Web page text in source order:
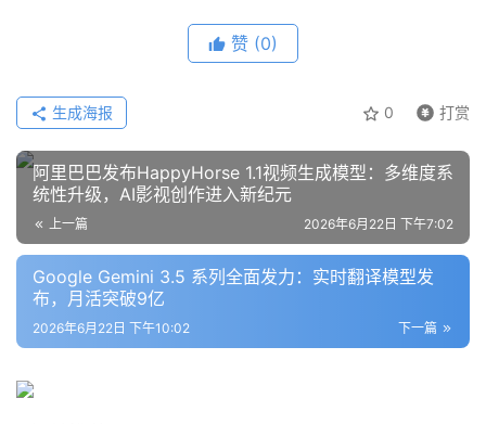
赞 (0)
0 打赏
生成海报
阿里巴巴发布HappyHorse 1.1视频生成模型：多维度系
统性升级，AI影视创作进入新纪元
上一篇 2026年6月22日 下午7:02
Google Gemini 3.5 系列全面发力：实时翻译模型发
布，月活突破9亿
下一篇
2026年6月22日 下午10:02